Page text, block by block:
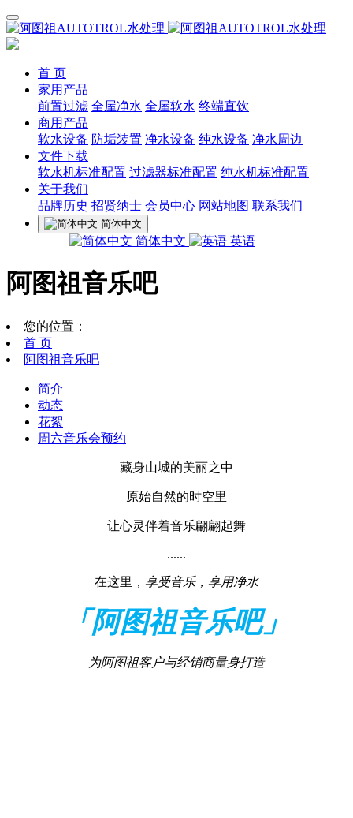
首 页
家用产品
前置过滤 全屋净水 全屋软水 终端直饮
商用产品
软水设备 防垢装置 净水设备 纯水设备 净水周边
文件下载
软水机标准配置 过滤器标准配置 纯水机标准配置
关于我们
品牌历史 招贤纳士 会员中心 网站地图 联系我们
简体中文
简体中文 英语
阿图祖音乐吧
您的位置：
首 页
阿图祖音乐吧
简介
动态
花絮
周六音乐会预约
藏身山城的美丽之中
原始自然的时空里
让心灵伴着音乐翩翩起舞
......
在这里， 享受音乐，享用净水
「阿图祖音乐吧」
为阿图祖客户与经销商量身打造